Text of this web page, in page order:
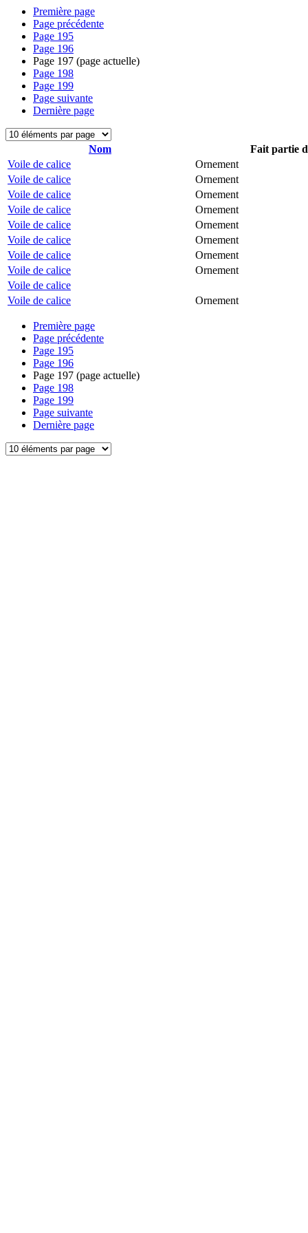
Première page
Page précédente
Page 195
Page 196
Page 197 (page actuelle)
Page 198
Page 199
Page suivante
Dernière page
Nom
Fait partie
Voile de calice
Ornement
Voile de calice
Ornement
Voile de calice
Ornement
Voile de calice
Ornement
Voile de calice
Ornement
Voile de calice
Ornement
Voile de calice
Ornement
Voile de calice
Ornement
Voile de calice
Voile de calice
Ornement
Première page
Page précédente
Page 195
Page 196
Page 197 (page actuelle)
Page 198
Page 199
Page suivante
Dernière page